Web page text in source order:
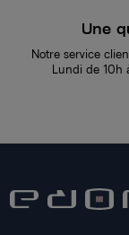
Une
Notre service
Lundi de 10h